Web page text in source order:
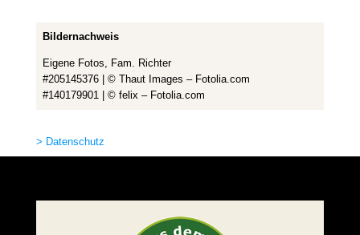
Bildernachweis
Eigene Fotos, Fam. Richter
#205145376 | © Thaut Images – Fotolia.com
#140179901 | © felix – Fotolia.com
> Datenschutz